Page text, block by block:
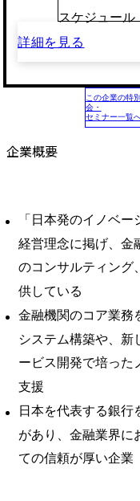
スケジュール
詳細を見る
この企業の特
会・
セミナー一覧
企業概要
「日本発のイノベ
経営理念に掲げ、金
のコンサルティング
供している
金融機関のコア業務
システム構築や、新
ービス開発で培った
支援
日本を代表する銀行
があり、金融業界に
ての信頼が厚い企業